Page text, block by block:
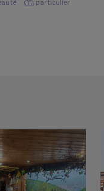
particulier